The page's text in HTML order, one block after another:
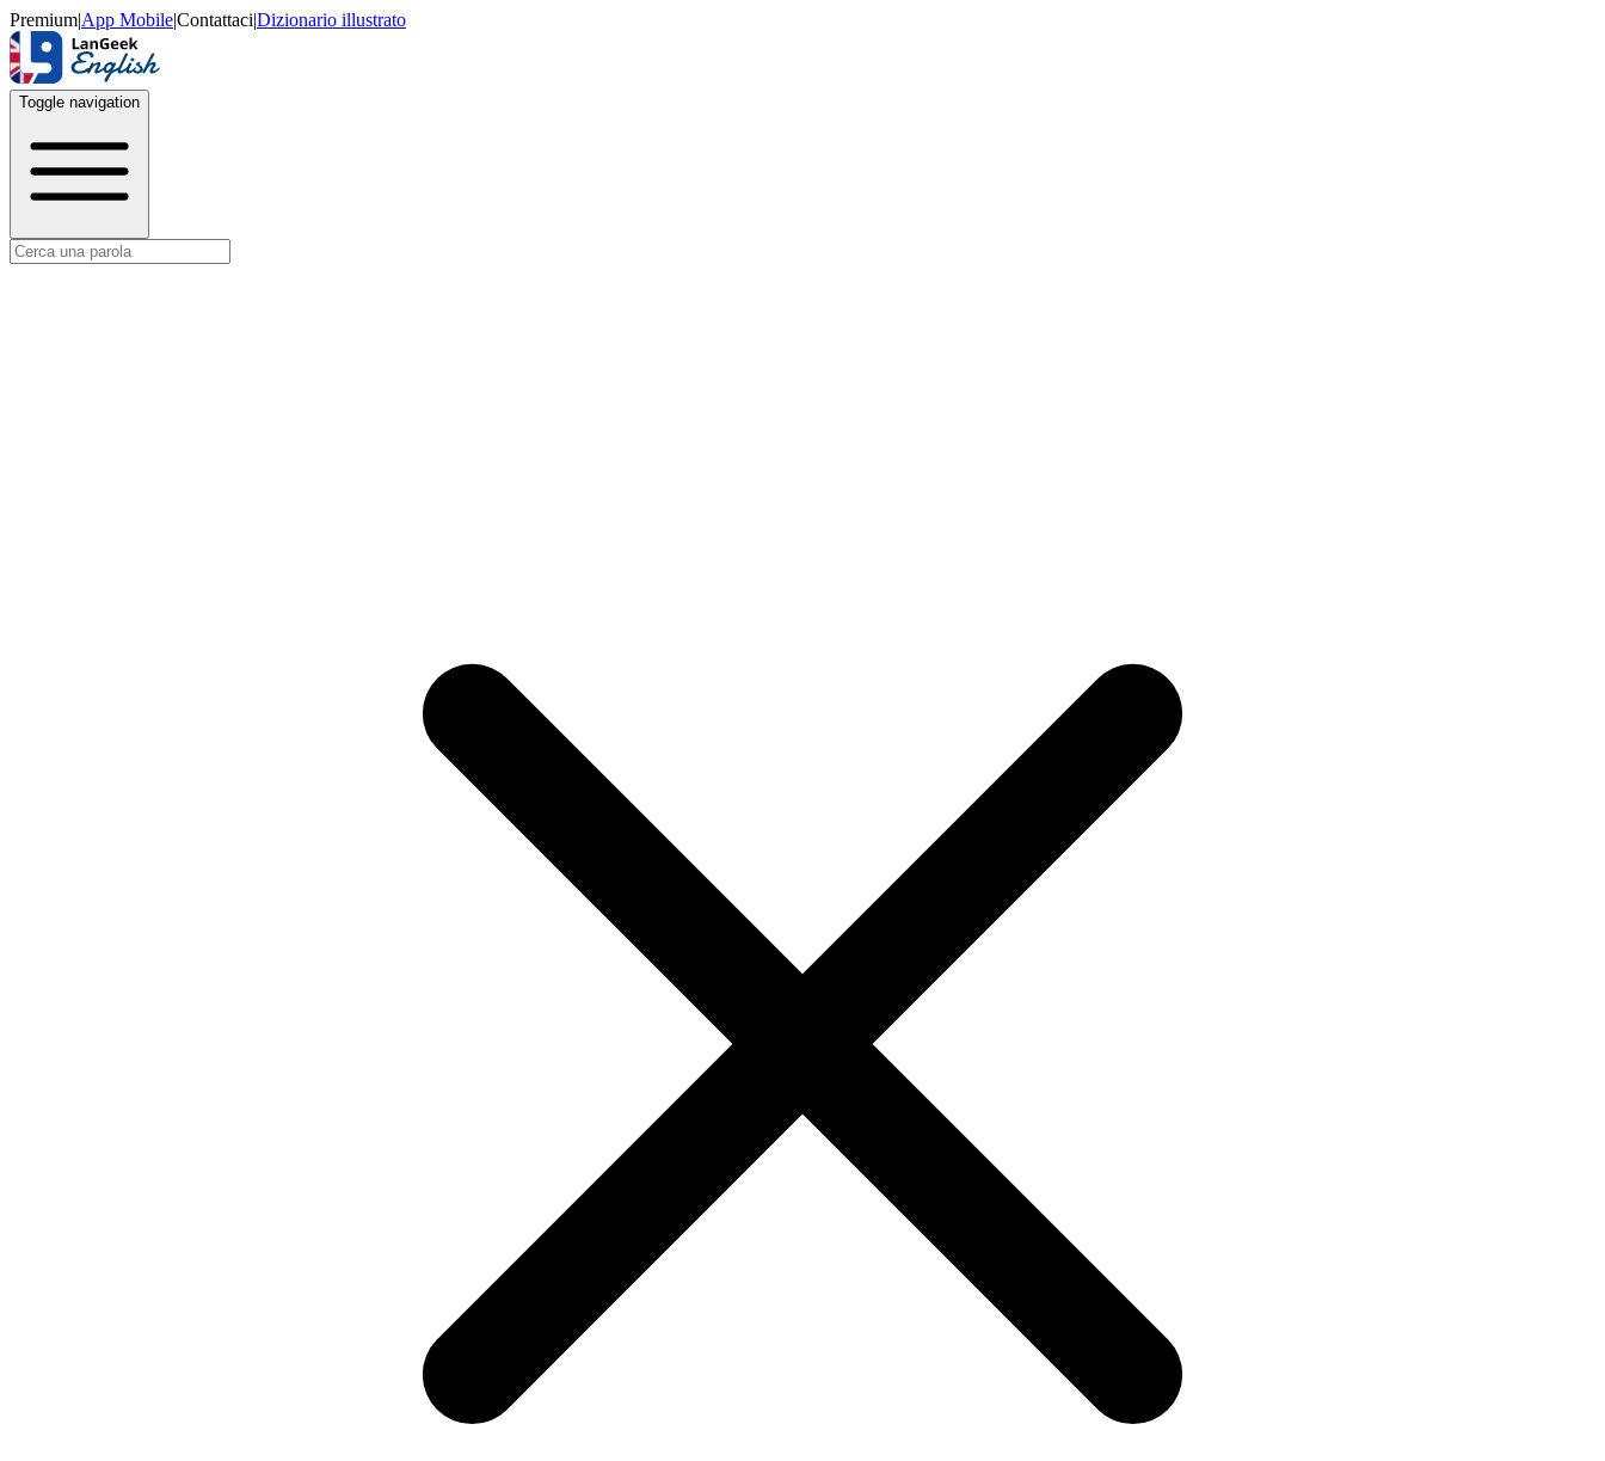
Premium|App Mobile|Contattaci|Dizionario illustrato
Toggle navigation